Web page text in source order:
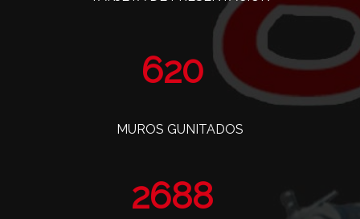
760
MUROS GUNITADOS
3296